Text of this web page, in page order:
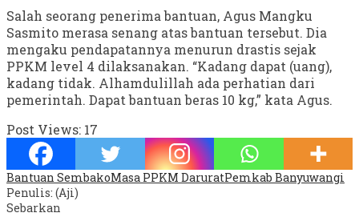
Salah seorang penerima bantuan, Agus Mangku
Sasmito merasa senang atas bantuan tersebut. Dia
mengaku pendapatannya menurun drastis sejak
PPKM level 4 dilaksanakan. “Kadang dapat (uang),
kadang tidak. Alhamdulillah ada perhatian dari
pemerintah. Dapat bantuan beras 10 kg,” kata Agus.
Post Views: 17
Bantuan SembakoMasa PPKM DaruratPemkab Banyuwangi
Penulis: (Aji)
Sebarkan